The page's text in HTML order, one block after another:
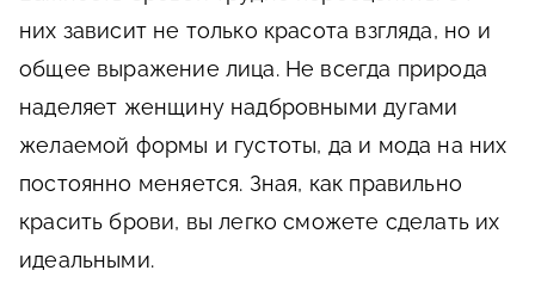
них зависит не только красота взгляда, но и
общее выражение лица. Не всегда природа
наделяет женщину надбровными дугами
желаемой формы и густоты, да и мода на них
постоянно меняется. Зная, как правильно
красить брови, вы легко сможете сделать их
идеальными.